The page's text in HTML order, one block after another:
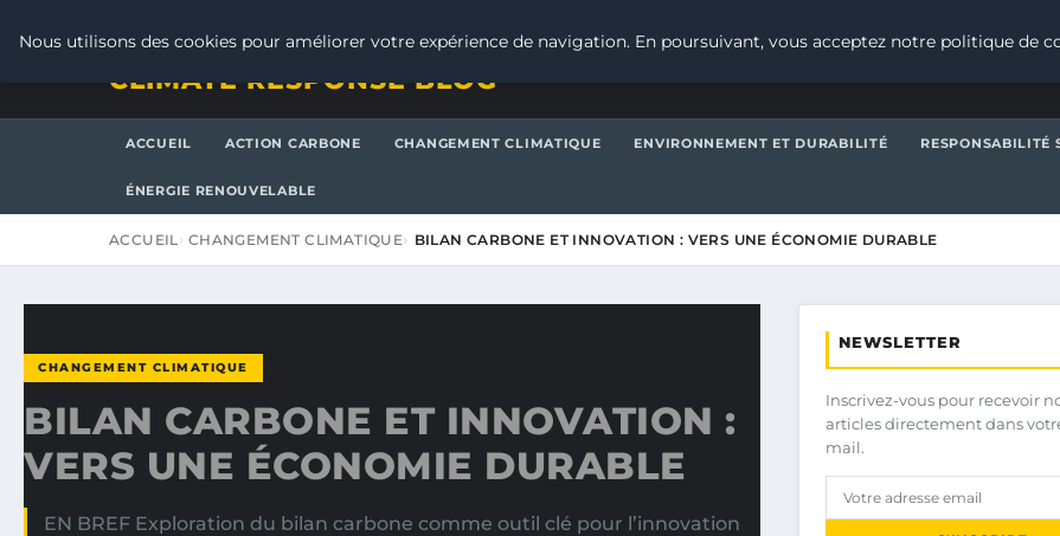
CLIMATE RESPONSE BLOG
ACCUEIL ACTION CARBONE CHANGEMENT CLIMATIQUE ENVIRONNEMENT ET DURABILITÉ RESPONSABILITÉ
ÉNERGIE RENOUVELABLE
ACCUEIL CHANGEMENT CLIMATIQUE BILAN CARBONE ET INNOVATION : VERS UNE ÉCONOMIE DURABLE
CHANGEMENT CLIMATIQUE
BILAN CARBONE ET INNOVATION :
VERS UNE ÉCONOMIE DURABLE
EN BREF Exploration du bilan carbone comme outil clé pour l’innovation
NEWSLETTER
Inscrivez-vous pour recevoir
articles directement dans
mail.
Nous utilisons des cookies pour améliorer votre expérience de navigation. En poursuivant, vous acceptez notre politique de